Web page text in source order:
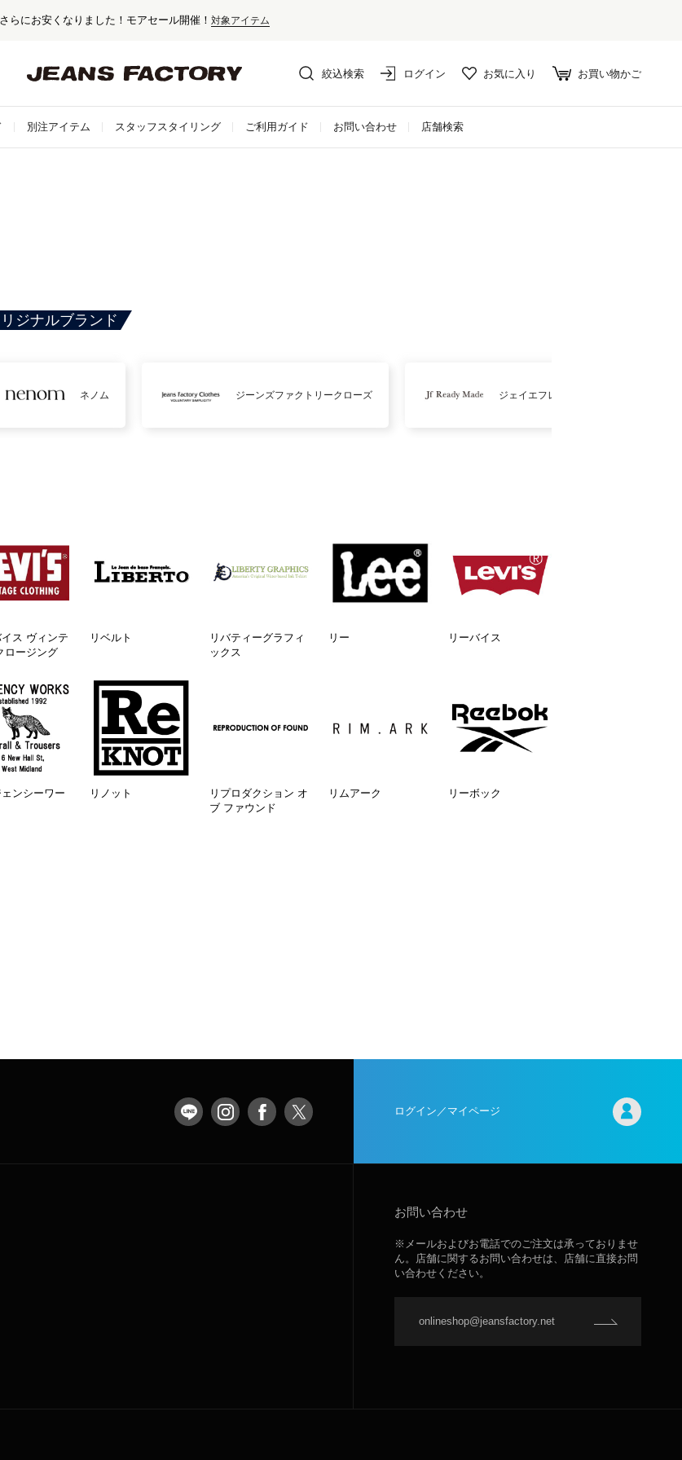
さらにお安くなりました！モアセール開催！ 対象アイテム
お買い上げで送料無料！
でお得な情報をゲット。さらに詳しく
絞込検索 ログイン お気に入り お買い物かご
別注アイテム スタッフスタイリング ご利用ガイド お問い合わせ 店舗検索
ジナルブランド
ネノム ジーンズファクトリークローズ ジェイエフレディメイド
イス ヴィンテ
ロージング
リベルト
リバティーグラフィ
ックス
リー リーバイス
ェンシーワー
リノット
リプロダクション オ
ブ ファウンド
リムアーク リーボック
ログイン／マイページ
お問い合わせ
※メールおよびお電話でのご注文は承っておりませ
ん。店舗に関するお問い合わせは、店舗に直接お問
い合わせください。
onlineshop@jeansfactory.net